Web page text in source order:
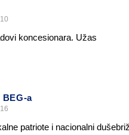
koncesionara. Užas
a
patriote i nacionalni